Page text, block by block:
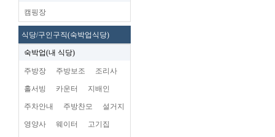
캠핑장
식당/구인구직(숙박업식당)
숙박업(내 식당)
주방장 주방보조 조리사
홀서빙 카운터 지배인
주차안내 주방찬모 설거지
영양사 웨이터 고기집